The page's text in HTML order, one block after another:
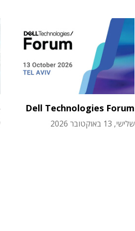
Dell Technologies Forum
שלישי, 13 באוקטובר 2026